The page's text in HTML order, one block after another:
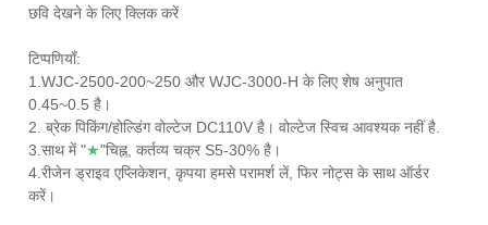
छवि देखने के लिए क्लिक करें
टिप्पणियाँ:
1.WJC-2500-200~250 और WJC-3000-H के लिए शेष अनुपात
0.45~0.5 है।
2. ब्रेक पिकिंग/होल्डिंग वोल्टेज DC110V है। वोल्टेज स्विच आवश्यक नहीं है.
3.साथ में "★"चिह्न, कर्तव्य चक्र S5-30% है।
4.रीजेन ड्राइव एप्लिकेशन, कृपया हमसे परामर्श लें, फिर नोट्स के साथ ऑर्डर
करें।